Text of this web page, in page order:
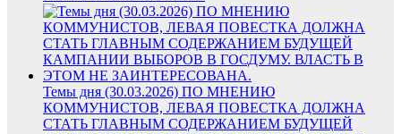
Темы дня (30.03.2026) ПО МНЕНИЮ
КОММУНИСТОВ, ЛЕВАЯ ПОВЕСТКА ДОЛЖНА
СТАТЬ ГЛАВНЫМ СОДЕРЖАНИЕМ БУДУЩЕЙ